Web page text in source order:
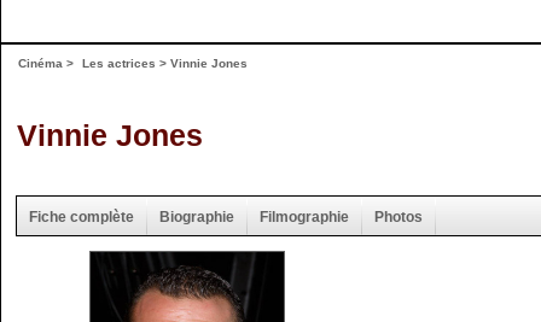
Cinéma > Les actrices > Vinnie Jones
Vinnie Jones
Fiche complète Biographie Filmographie Photos